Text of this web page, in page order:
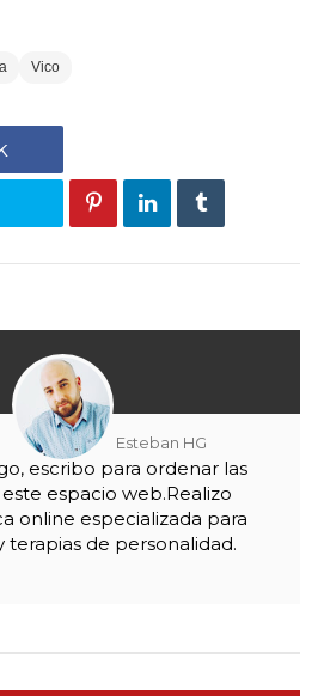
Vico
Esteban HG
escribo para ordenar las
espacio web.Realizo
online especializada para
terapias de personalidad.